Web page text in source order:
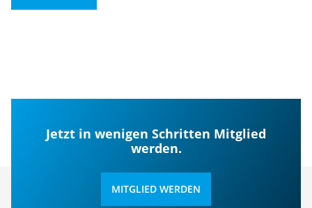
Jetzt in wenigen Schritten Mitglied
werden.
MITGLIED WERDEN